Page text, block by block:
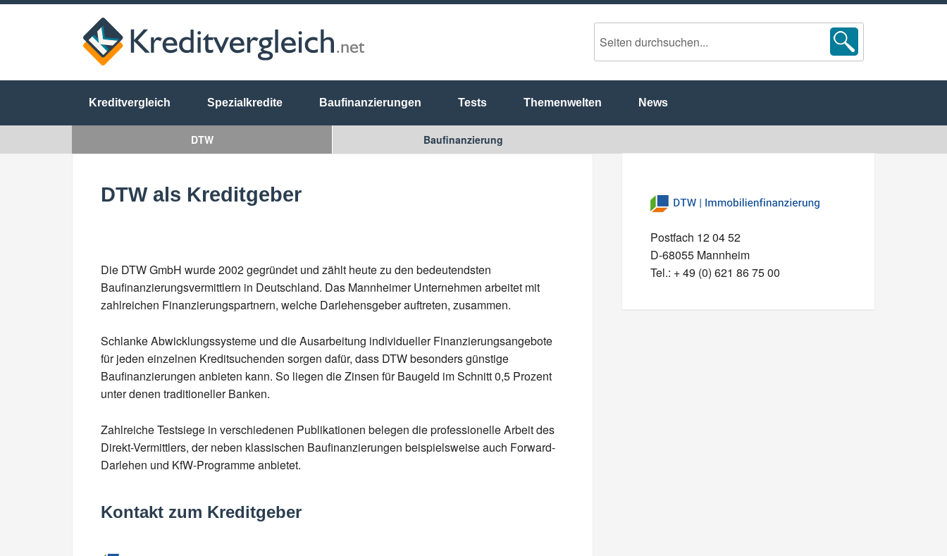
Kreditvergleich Spezialkredite Baufinanzierungen Tests Themenwelten News
DTW als Kreditgeber
Die DTW GmbH wurde 2002 gegründet und zählt heute zu den bedeutendsten
Baufinanzierungsvermittlern in Deutschland. Das Mannheimer Unternehmen arbeitet mit
zahlreichen Finanzierungspartnern, welche Darlehensgeber auftreten, zusammen.
Schlanke Abwicklungssysteme und die Ausarbeitung individueller Finanzierungsangebote
für jeden einzelnen Kreditsuchenden sorgen dafür, dass DTW besonders günstige
Baufinanzierungen anbieten kann. So liegen die Zinsen für Baugeld im Schnitt 0,5 Prozent
unter denen traditioneller Banken.
Zahlreiche Testsiege in verschiedenen Publikationen belegen die professionelle Arbeit des
Direkt-Vermittlers, der neben klassischen Baufinanzierungen beispielsweise auch Forward-
Darlehen und KfW-Programme anbietet.
Kontakt zum Kreditgeber
DTW Baufinanzierung
Postfach 12 04 52
D-68055 Mannheim
Tel.: + 49 (0) 621 86 75 00